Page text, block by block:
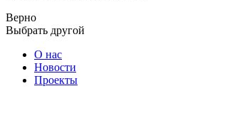
Верно
Выбрать другой
О нас
Новости
Проекты